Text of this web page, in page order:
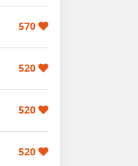
570
520
520
520